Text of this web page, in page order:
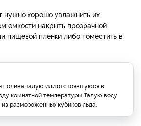
нужно хорошо увлажнить их
емкости накрыть прозрачной
пищевой пленки либо поместить в
полива талую или отстоявшуюся в
комнатной температуры. Талую воду
размороженных кубиков льда.